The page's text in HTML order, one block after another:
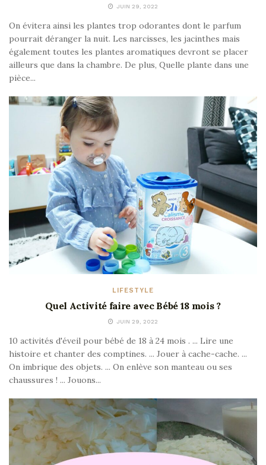
JUIN 29, 2022
On évitera ainsi les plantes trop odorantes dont le parfum
pourrait déranger la nuit. Les narcisses, les jacinthes mais
également toutes les plantes aromatiques devront se placer
ailleurs que dans la chambre. De plus, Quelle plante dans une
pièce...
LIFESTYLE
Quel Activité faire avec Bébé 18 mois ?
JUIN 29, 2022
10 activités d'éveil pour bébé de 18 à 24 mois . ... Lire une
histoire et chanter des comptines. ... Jouer à cache-cache. ...
On imbrique des objets. ... On enlève son manteau ou ses
chaussures ! ... Jouons...